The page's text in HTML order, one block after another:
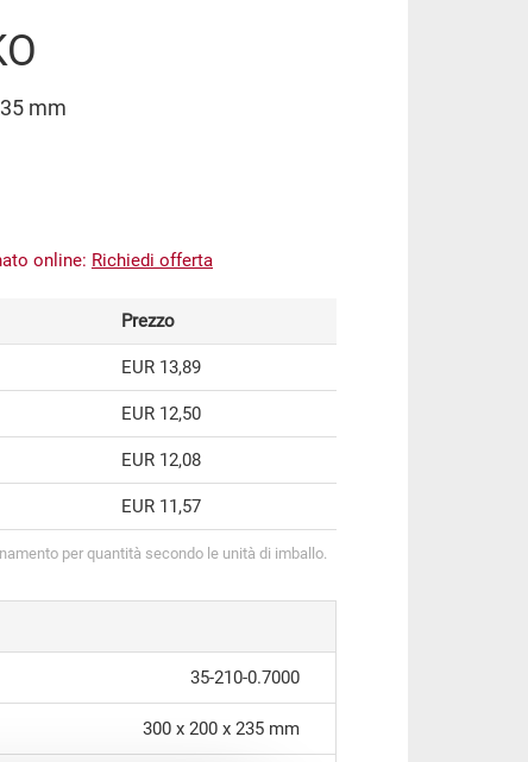
mm
online: Richiedi offerta
Prezzo
EUR 13,89
EUR 12,50
EUR 12,08
EUR 11,57
per quantità secondo le unità di imballo.
35-210-0.7000
300 x 200 x 235 mm